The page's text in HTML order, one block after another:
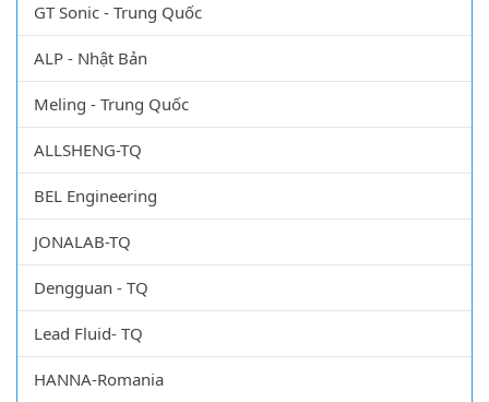
GT Sonic - Trung Quốc
ALP - Nhật Bản
Meling - Trung Quốc
ALLSHENG-TQ
BEL Engineering
JONALAB-TQ
Dengguan - TQ
Lead Fluid- TQ
HANNA-Romania